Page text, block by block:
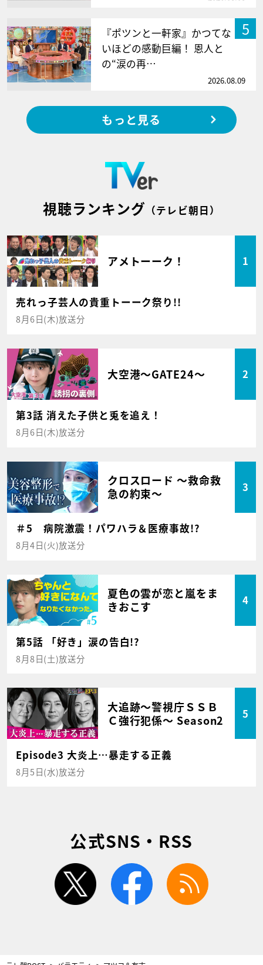
5
『ポツンと一軒家』かつてな
いほどの感動巨編！ 恩人と
の“涙の再…
2026.08.09
もっと見る
視聴ランキング （テレビ朝日）
アメトーーク！ 1
売れっ子芸人の貴重トーーク祭り!!
8月6日(木)放送分
大空港～GATE24～ 2
第3話 消えた子供と兎を追え！
8月6日(木)放送分
クロスロード ～救命救
急の約束～
3
＃5 病院激震！パワハラ＆医療事故!?
8月4日(火)放送分
夏色の雲が恋と嵐をま
きおこす
4
第5話 「好き」涙の告白!?
8月8日(土)放送分
大追跡～警視庁ＳＳＢ
Ｃ強行犯係～ Season2
5
Episode3 大炎上…暴走する正義
8月5日(水)放送分
公式SNS・RSS
twitter facebook